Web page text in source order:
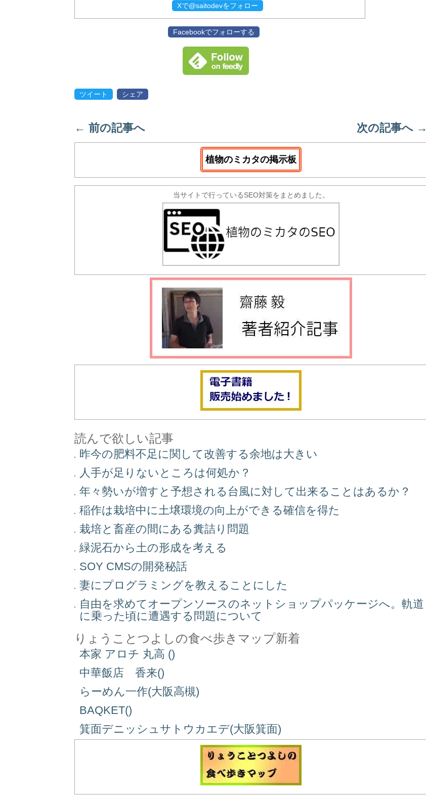
Xで@saitodevをフォロー
Facebookでフォローする
ツイート シェア
← 前の記事へ 次の記事へ →
植物のミカタの掲示板
当サイトで行っているSEO対策をまとめました。
読んで欲しい記事
昨今の肥料不足に関して改善する余地は大きい
人手が足りないところは何処か？
年々勢いが増すと予想される台風に対して出来ることはあるか？
稲作は栽培中に土壌環境の向上ができる確信を得た
栽培と畜産の間にある糞詰り問題
緑泥石から土の形成を考える
SOY CMSの開発秘話
妻にプログラミングを教えることにした
自由を求めてオープンソースのネットショップパッケージへ。軌道
に乗った頃に遭遇する問題について
りょうことつよしの食べ歩きマップ新着
本家 アロチ 丸高 ()
中華飯店 香来()
らーめん一作(大阪高槻)
BAQKET()
箕面デニッシュサトウカエデ(大阪箕面)